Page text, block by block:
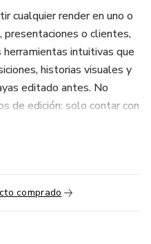
cualquier render en uno o
o clientes,
intuitivas que
historias visuales y
editado antes. No
de edición: solo contar con
inmediato.
tu ritmo.
comprado